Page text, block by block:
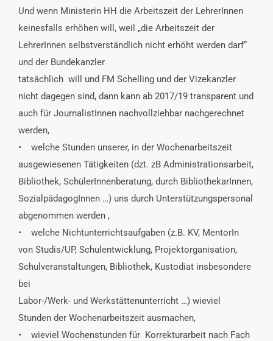
Und wenn Ministerin HH die Arbeitszeit der LehrerInnen
keinesfalls erhöhen will, weil „die Arbeitszeit der
LehrerInnen selbstverständlich nicht erhöht werden darf“
und der Bundekanzler
tatsächlich will und FM Schelling und der Vizekanzler
nicht dagegen sind, dann kann ab 2017/19 transparent und
auch für JournalistInnen nachvollziehbar nachgerechnet
werden,
• welche Stunden unserer, in der Wochenarbeitszeit
ausgewiesenen Tätigkeiten (dzt. zB Administrationsarbeit,
Bibliothek, SchülerInnenberatung, durch BibliothekarInnen,
SozialpädagogInnen …) uns durch Unterstützungspersonal
abgenommen werden ,
• welche Nichtunterrichtsaufgaben (z.B. KV, MentorIn
von Studis/UP, Schulentwicklung, Projektorganisation,
Schulveranstaltungen, Bibliothek, Kustodiat insbesondere
bei
Labor-/Werk- und Werkstättenunterricht …) wieviel
Stunden der Wochenarbeitszeit ausmachen,
• wieviel Wochenstunden für Korrekturarbeit nach Fach